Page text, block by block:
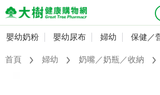
嬰幼奶粉
會員資料及密碼修改
嬰幼奶粉 嬰幼尿布 婦幼 保健／
首頁 婦幼 奶嘴／奶瓶／收納